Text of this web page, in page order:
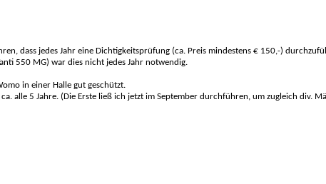
dass jedes Jahr eine Dichtigkeitsprüfung (ca. Preis mindestens € 150,-)
550 MG) war dies nicht jedes Jahr notwendig.
in einer Halle gut geschützt.
alle 5 Jahre. (Die Erste ließ ich jetzt im September durchführen, um zugleich div.